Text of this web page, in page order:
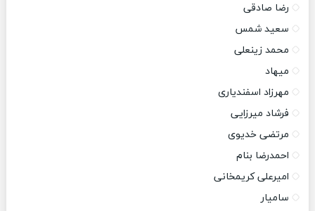
رضا صادقی
سعید شمس
محمد زینعلی
میهاد
مهرزاد اسفندیاری
فرشاد میرزایی
مرتضی خدیوی
احمدرضا بنام
امیرعلی کریمخانی
سامیار